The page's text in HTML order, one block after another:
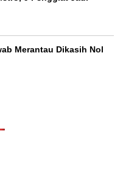
Merantau Dikasih Nol